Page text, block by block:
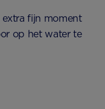
fijn moment
op het water te